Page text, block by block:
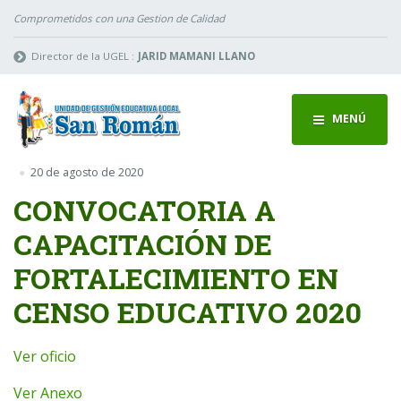
Comprometidos con una Gestion de Calidad
Director de la UGEL : JARID MAMANI LLANO
MENÚ
20 de agosto de 2020
CONVOCATORIA A
CAPACITACIÓN DE
FORTALECIMIENTO EN
CENSO EDUCATIVO 2020
Ver oficio
Ver Anexo